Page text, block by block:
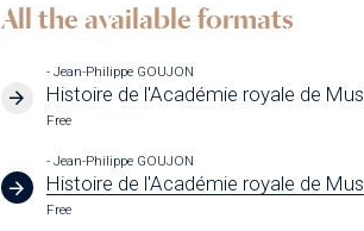
All the available formats
- Jean-Philippe GOUJON
Histoire de l'Académie royale de
Free
- Jean-Philippe GOUJON
Histoire de l'Académie royale de
Free